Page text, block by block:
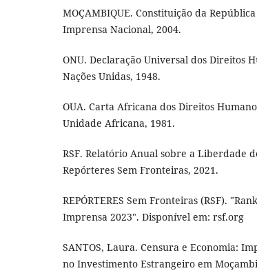
MOÇAMBIQUE. Constituição da
Imprensa Nacional, 2004.
ONU. Declaração Universal dos Direitos
Nações Unidas, 1948.
OUA. Carta Africana dos Direitos
Unidade Africana, 1981.
RSF. Relatório Anual sobre a Liberdade
Repórteres Sem Fronteiras, 2021.
REPÓRTERES Sem Fronteiras (RSF).
Imprensa 2023". Disponível em: rsf.org
SANTOS, Laura. Censura e Economia:
no Investimento Estrangeiro em